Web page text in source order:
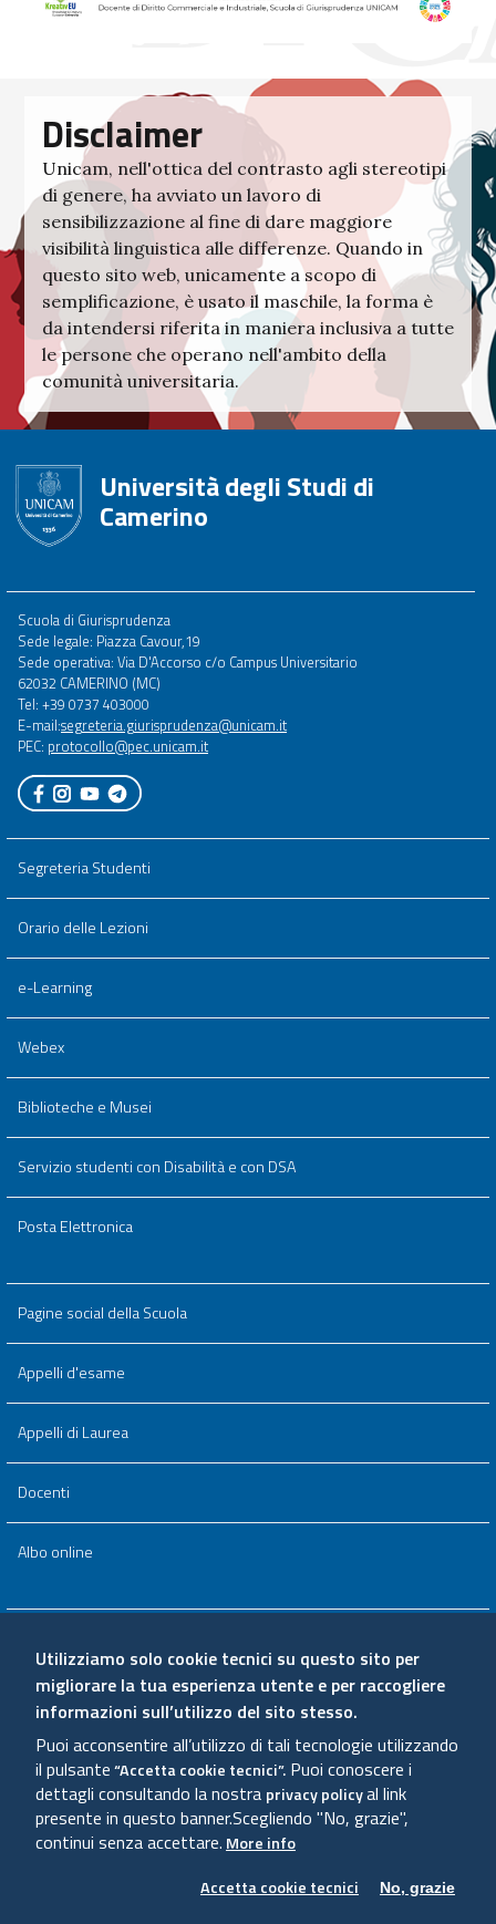
Disclaimer
Unicam, nell'ottica del contrasto agli stereotipi
di genere, ha avviato un lavoro di
sensibilizzazione al fine di dare maggiore
visibilità linguistica alle differenze. Quando in
questo sito web, unicamente a scopo di
semplificazione, è usato il maschile, la forma è
da intendersi riferita in maniera inclusiva a tutte
le persone che operano nell'ambito della
comunità universitaria.
Università degli Studi di
Camerino
Footer
menu
full
Scuola di Giurisprudenza
Sede legale: Piazza Cavour,19
Sede operativa: Via D'Accorso c/o Campus Universitario
62032 CAMERINO (MC)
Tel: +39 0737 403000
E-mail:segreteria.giurisprudenza@unicam.it
PEC: protocollo@pec.unicam.it
Segreteria Studenti
Orario delle Lezioni
e-Learning
Webex
Biblioteche e Musei
Servizio studenti con Disabilità e con DSA
Posta Elettronica
Pagine social della Scuola
Appelli d'esame
Appelli di Laurea
Docenti
Albo online
Qualità e valutazione
Amministrazione trasparente
Sitemap
Utilizziamo solo cookie tecnici su questo sito per
migliorare la tua esperienza utente e per raccogliere
informazioni sull’utilizzo del sito stesso.
Puoi acconsentire all’utilizzo di tali tecnologie utilizzando
il pulsante“Accetta cookie tecnici”. Puoi conoscere i
dettagli consultando la nostra privacy policyal link
presente in questo banner.Scegliendo "No, grazie",
continui senza accettare. More info
Accetta cookie tecnici
No, grazie